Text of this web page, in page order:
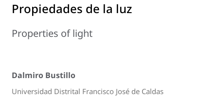
Propiedades de la luz
Properties of light
Dalmiro Bustillo
Universidad Distrital Francisco José de Caldas